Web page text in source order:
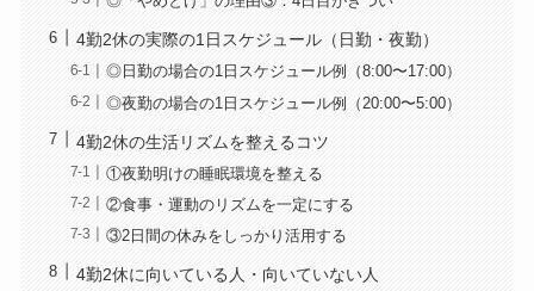
4勤2休の実際の1日スケジュール（日勤・夜勤）
◎日勤の場合の1日スケジュール例（8:00〜17:00）
◎夜勤の場合の1日スケジュール例（20:00〜5:00）
4勤2休の生活リズムを整えるコツ
①夜勤明けの睡眠環境を整える
②食事・運動のリズムを一定にする
③2日間の休みをしっかり活用する
4勤2休に向いている人・向いていない人